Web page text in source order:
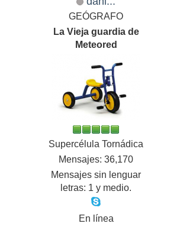
GEÓGRAFO
La Vieja guardia de
Meteored
Supercélula Tornádica
Mensajes: 36,170
Mensajes sin lenguar
letras: 1 y medio.
En línea